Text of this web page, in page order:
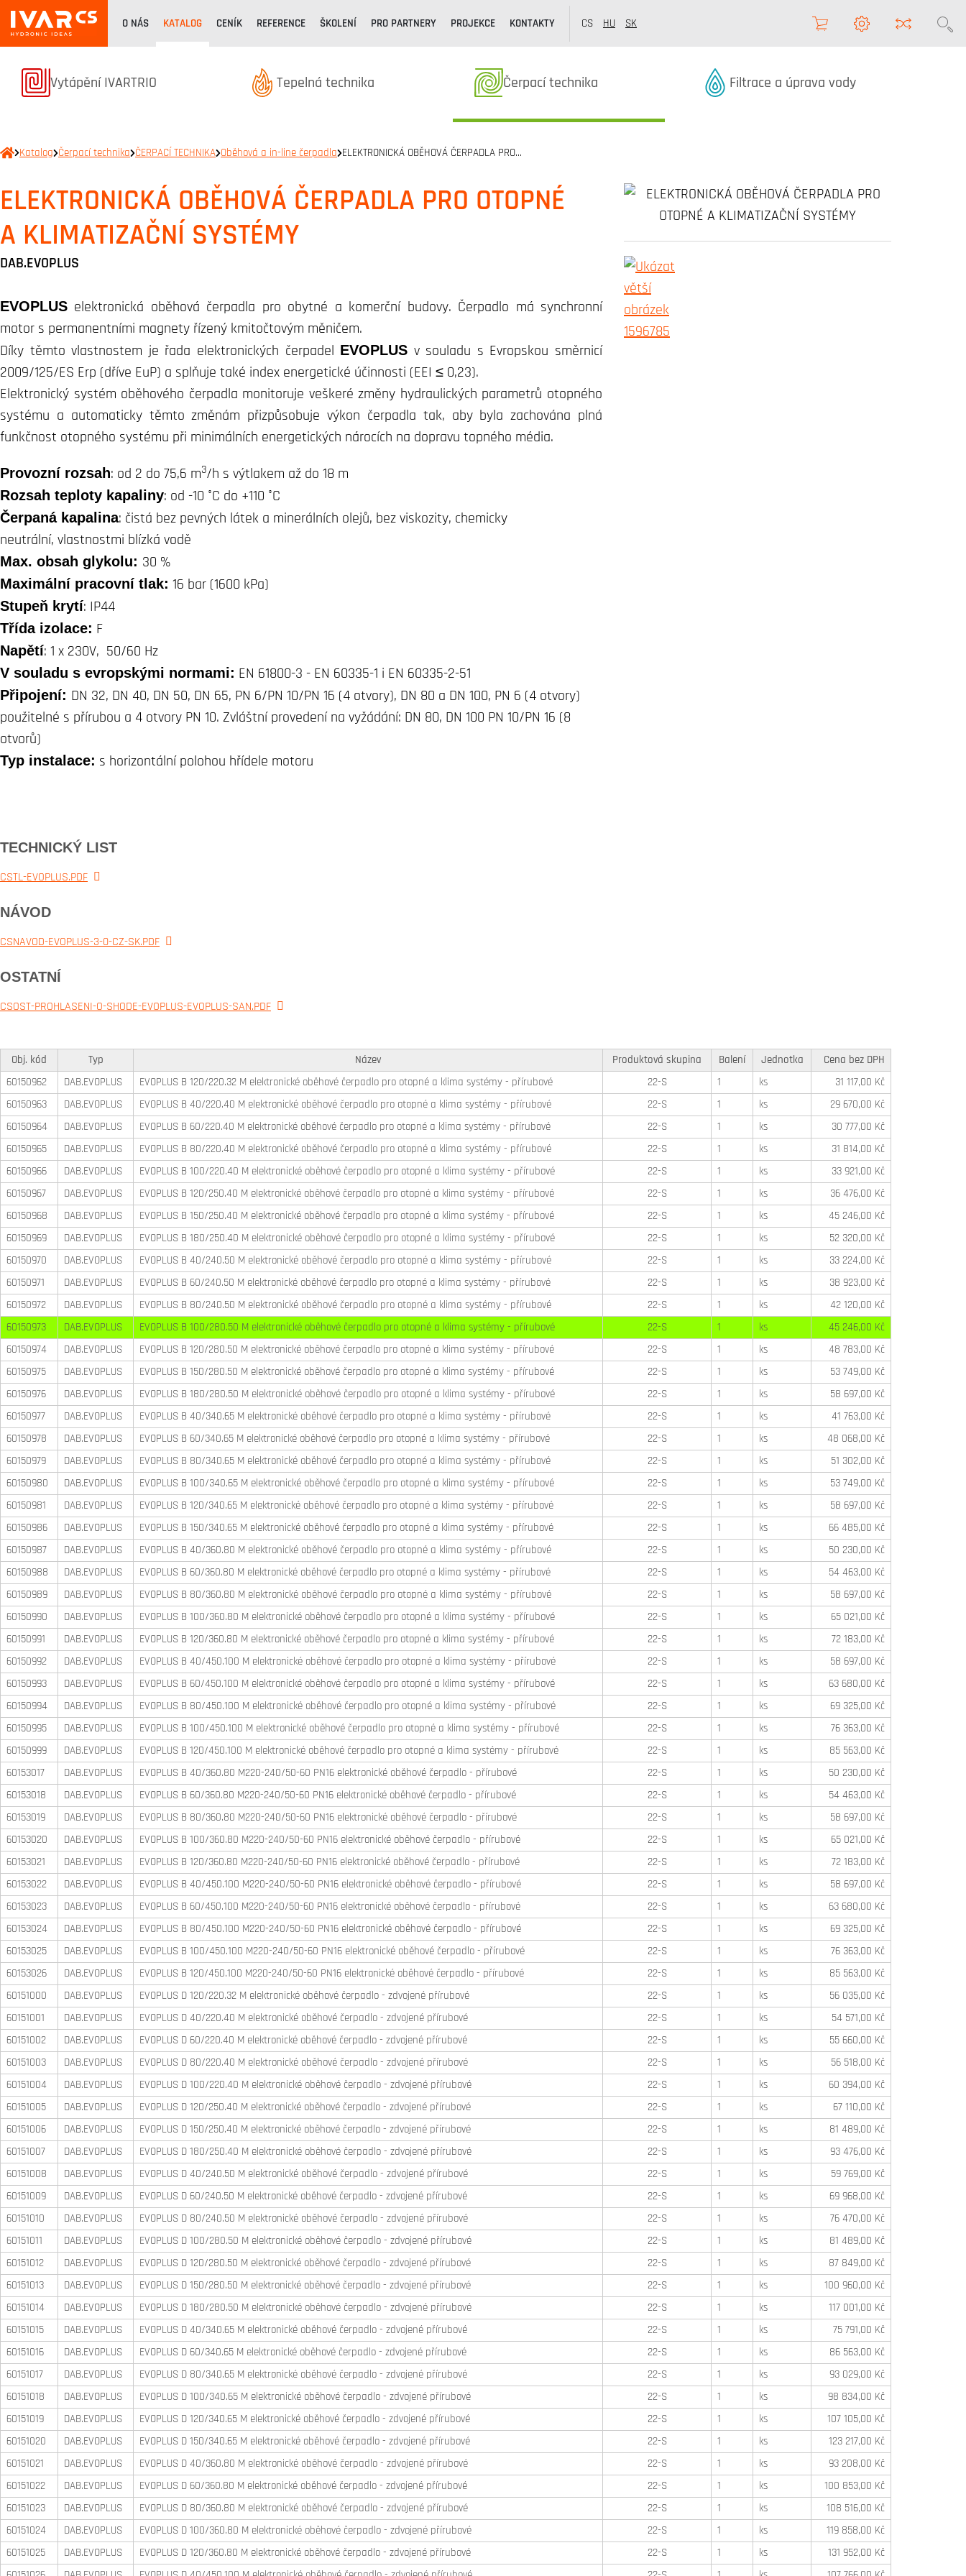
O NÁS KATALOG CENÍK REFERENCE ŠKOLENÍ PRO PARTNERY PROJEKCE KONTAKTY CS HU SK
Produkty z kategorie
Vytápění IVARTRIO Produkty z kategorie
Tepelná technika Produkty z kategorie
Čerpací technika Produkty z kategorie
Filtrace a úprava vody
Katalog Čerpací technika ČERPACÍ TECHNIKA Oběhová a in-line čerpadla ELEKTRONICKÁ OBĚHOVÁ ČERPADLA PRO…
ELEKTRONICKÁ OBĚHOVÁ ČERPADLA PRO OTOPNÉ
A KLIMATIZAČNÍ SYSTÉMY
DAB.EVOPLUS
EVOPLUS elektronická oběhová čerpadla pro obytné a komerční budovy. Čerpadlo má synchronní
motor s permanentními magnety řízený kmitočtovým měničem.
Díky těmto vlastnostem je řada elektronických čerpadel EVOPLUS v souladu s Evropskou směrnicí
2009/125/ES Erp (dříve EuP) a splňuje také index energetické účinnosti (EEI ≤ 0,23).
Elektronický systém oběhového čerpadla monitoruje veškeré změny hydraulických parametrů otopného
systému a automaticky těmto změnám přizpůsobuje výkon čerpadla tak, aby byla zachována plná
funkčnost otopného systému při minimálních energetických nárocích na dopravu topného média.
Provozní rozsah: od 2 do 75,6 m3/h s výtlakem až do 18 m
Rozsah teploty kapaliny: od -10 °C do +110 °C
Čerpaná kapalina: čistá bez pevných látek a minerálních olejů, bez viskozity, chemicky
neutrální, vlastnostmi blízká vodě
Max. obsah glykolu: 30 %
Maximální pracovní tlak: 16 bar (1600 kPa)
Stupeň krytí: IP44
Třída izolace: F
Napětí: 1 x 230V, 50/60 Hz
V souladu s evropskými normami: EN 61800-3 - EN 60335-1 i EN 60335-2-51
Připojení: DN 32, DN 40, DN 50, DN 65, PN 6/PN 10/PN 16 (4 otvory), DN 80 a DN 100, PN 6 (4 otvory)
použitelné s přírubou a 4 otvory PN 10. Zvláštní provedení na vyžádání: DN 80, DN 100 PN 10/PN 16 (8
otvorů)
Typ instalace: s horizontální polohou hřídele motoru
TECHNICKÝ LIST
CSTL-EVOPLUS.PDF
NÁVOD
CSNAVOD-EVOPLUS-3-0-CZ-SK.PDF
OSTATNÍ
CSOST-PROHLASENI-O-SHODE-EVOPLUS-EVOPLUS-SAN.PDF
Obj. kód Typ Název Produktová skupina Balení Jednotka
Cena bez DPH
60150962
DAB.EVOPLUS EVOPLUS B 120/220.32 M elektronické oběhové čerpadlo pro otopné a klima systémy - přírubové 22-S 1 ks
31 117,00 Kč
60150963
DAB.EVOPLUS EVOPLUS B 40/220.40 M elektronické oběhové čerpadlo pro otopné a klima systémy - přírubové 22-S 1 ks
29 670,00 Kč
60150964
DAB.EVOPLUS EVOPLUS B 60/220.40 M elektronické oběhové čerpadlo pro otopné a klima systémy - přírubové 22-S 1 ks
30 777,00 Kč
60150965
DAB.EVOPLUS EVOPLUS B 80/220.40 M elektronické oběhové čerpadlo pro otopné a klima systémy - přírubové 22-S 1 ks
31 814,00 Kč
60150966
DAB.EVOPLUS EVOPLUS B 100/220.40 M elektronické oběhové čerpadlo pro otopné a klima systémy - přírubové 22-S 1 ks
33 921,00 Kč
60150967
DAB.EVOPLUS EVOPLUS B 120/250.40 M elektronické oběhové čerpadlo pro otopné a klima systémy - přírubové 22-S 1 ks
36 476,00 Kč
60150968
DAB.EVOPLUS EVOPLUS B 150/250.40 M elektronické oběhové čerpadlo pro otopné a klima systémy - přírubové 22-S 1 ks
45 246,00 Kč
60150969
DAB.EVOPLUS EVOPLUS B 180/250.40 M elektronické oběhové čerpadlo pro otopné a klima systémy - přírubové 22-S 1 ks
52 320,00 Kč
60150970
DAB.EVOPLUS EVOPLUS B 40/240.50 M elektronické oběhové čerpadlo pro otopné a klima systémy - přírubové 22-S 1 ks
33 224,00 Kč
60150971
DAB.EVOPLUS EVOPLUS B 60/240.50 M elektronické oběhové čerpadlo pro otopné a klima systémy - přírubové 22-S 1 ks
38 923,00 Kč
60150972
DAB.EVOPLUS EVOPLUS B 80/240.50 M elektronické oběhové čerpadlo pro otopné a klima systémy - přírubové 22-S 1 ks
42 120,00 Kč
60150973
DAB.EVOPLUS EVOPLUS B 100/280.50 M elektronické oběhové čerpadlo pro otopné a klima systémy - přírubové 22-S 1 ks
45 246,00 Kč
60150974
DAB.EVOPLUS EVOPLUS B 120/280.50 M elektronické oběhové čerpadlo pro otopné a klima systémy - přírubové 22-S 1 ks
48 783,00 Kč
60150975
DAB.EVOPLUS EVOPLUS B 150/280.50 M elektronické oběhové čerpadlo pro otopné a klima systémy - přírubové 22-S 1 ks
53 749,00 Kč
60150976
DAB.EVOPLUS EVOPLUS B 180/280.50 M elektronické oběhové čerpadlo pro otopné a klima systémy - přírubové 22-S 1 ks
58 697,00 Kč
60150977
DAB.EVOPLUS EVOPLUS B 40/340.65 M elektronické oběhové čerpadlo pro otopné a klima systémy - přírubové 22-S 1 ks
41 763,00 Kč
60150978
DAB.EVOPLUS EVOPLUS B 60/340.65 M elektronické oběhové čerpadlo pro otopné a klima systémy - přírubové 22-S 1 ks
48 068,00 Kč
60150979
DAB.EVOPLUS EVOPLUS B 80/340.65 M elektronické oběhové čerpadlo pro otopné a klima systémy - přírubové 22-S 1 ks
51 302,00 Kč
60150980
DAB.EVOPLUS EVOPLUS B 100/340.65 M elektronické oběhové čerpadlo pro otopné a klima systémy - přírubové 22-S 1 ks
53 749,00 Kč
60150981
DAB.EVOPLUS EVOPLUS B 120/340.65 M elektronické oběhové čerpadlo pro otopné a klima systémy - přírubové 22-S 1 ks
58 697,00 Kč
60150986
DAB.EVOPLUS EVOPLUS B 150/340.65 M elektronické oběhové čerpadlo pro otopné a klima systémy - přírubové 22-S 1 ks
66 485,00 Kč
60150987
DAB.EVOPLUS EVOPLUS B 40/360.80 M elektronické oběhové čerpadlo pro otopné a klima systémy - přírubové 22-S 1 ks
50 230,00 Kč
60150988
DAB.EVOPLUS EVOPLUS B 60/360.80 M elektronické oběhové čerpadlo pro otopné a klima systémy - přírubové 22-S 1 ks
54 463,00 Kč
60150989
DAB.EVOPLUS EVOPLUS B 80/360.80 M elektronické oběhové čerpadlo pro otopné a klima systémy - přírubové 22-S 1 ks
58 697,00 Kč
60150990
DAB.EVOPLUS EVOPLUS B 100/360.80 M elektronické oběhové čerpadlo pro otopné a klima systémy - přírubové 22-S 1 ks
65 021,00 Kč
60150991
DAB.EVOPLUS EVOPLUS B 120/360.80 M elektronické oběhové čerpadlo pro otopné a klima systémy - přírubové 22-S 1 ks
72 183,00 Kč
60150992
DAB.EVOPLUS EVOPLUS B 40/450.100 M elektronické oběhové čerpadlo pro otopné a klima systémy - přírubové 22-S 1 ks
58 697,00 Kč
60150993
DAB.EVOPLUS EVOPLUS B 60/450.100 M elektronické oběhové čerpadlo pro otopné a klima systémy - přírubové 22-S 1 ks
63 680,00 Kč
60150994
DAB.EVOPLUS EVOPLUS B 80/450.100 M elektronické oběhové čerpadlo pro otopné a klima systémy - přírubové 22-S 1 ks
69 325,00 Kč
60150995
DAB.EVOPLUS EVOPLUS B 100/450.100 M elektronické oběhové čerpadlo pro otopné a klima systémy - přírubové 22-S 1 ks
76 363,00 Kč
60150999
DAB.EVOPLUS EVOPLUS B 120/450.100 M elektronické oběhové čerpadlo pro otopné a klima systémy - přírubové 22-S 1 ks
85 563,00 Kč
60153017
DAB.EVOPLUS EVOPLUS B 40/360.80 M220-240/50-60 PN16 elektronické oběhové čerpadlo - přírubové 22-S 1 ks
50 230,00 Kč
60153018
DAB.EVOPLUS EVOPLUS B 60/360.80 M220-240/50-60 PN16 elektronické oběhové čerpadlo - přírubové 22-S 1 ks
54 463,00 Kč
60153019
DAB.EVOPLUS EVOPLUS B 80/360.80 M220-240/50-60 PN16 elektronické oběhové čerpadlo - přírubové 22-S 1 ks
58 697,00 Kč
60153020
DAB.EVOPLUS EVOPLUS B 100/360.80 M220-240/50-60 PN16 elektronické oběhové čerpadlo - přírubové 22-S 1 ks
65 021,00 Kč
60153021
DAB.EVOPLUS EVOPLUS B 120/360.80 M220-240/50-60 PN16 elektronické oběhové čerpadlo - přírubové 22-S 1 ks
72 183,00 Kč
60153022
DAB.EVOPLUS EVOPLUS B 40/450.100 M220-240/50-60 PN16 elektronické oběhové čerpadlo - přírubové 22-S 1 ks
58 697,00 Kč
60153023
DAB.EVOPLUS EVOPLUS B 60/450.100 M220-240/50-60 PN16 elektronické oběhové čerpadlo - přírubové 22-S 1 ks
63 680,00 Kč
60153024
DAB.EVOPLUS EVOPLUS B 80/450.100 M220-240/50-60 PN16 elektronické oběhové čerpadlo - přírubové 22-S 1 ks
69 325,00 Kč
60153025
DAB.EVOPLUS EVOPLUS B 100/450.100 M220-240/50-60 PN16 elektronické oběhové čerpadlo - přírubové 22-S 1 ks
76 363,00 Kč
60153026
DAB.EVOPLUS EVOPLUS B 120/450.100 M220-240/50-60 PN16 elektronické oběhové čerpadlo - přírubové 22-S 1 ks
85 563,00 Kč
60151000
DAB.EVOPLUS EVOPLUS D 120/220.32 M elektronické oběhové čerpadlo - zdvojené přírubové 22-S 1 ks
56 035,00 Kč
60151001
DAB.EVOPLUS EVOPLUS D 40/220.40 M elektronické oběhové čerpadlo - zdvojené přírubové 22-S 1 ks
54 571,00 Kč
60151002
DAB.EVOPLUS EVOPLUS D 60/220.40 M elektronické oběhové čerpadlo - zdvojené přírubové 22-S 1 ks
55 660,00 Kč
60151003
DAB.EVOPLUS EVOPLUS D 80/220.40 M elektronické oběhové čerpadlo - zdvojené přírubové 22-S 1 ks
56 518,00 Kč
60151004
DAB.EVOPLUS EVOPLUS D 100/220.40 M elektronické oběhové čerpadlo - zdvojené přírubové 22-S 1 ks
60 394,00 Kč
60151005
DAB.EVOPLUS EVOPLUS D 120/250.40 M elektronické oběhové čerpadlo - zdvojené přírubové 22-S 1 ks
67 110,00 Kč
60151006
DAB.EVOPLUS EVOPLUS D 150/250.40 M elektronické oběhové čerpadlo - zdvojené přírubové 22-S 1 ks
81 489,00 Kč
60151007
DAB.EVOPLUS EVOPLUS D 180/250.40 M elektronické oběhové čerpadlo - zdvojené přírubové 22-S 1 ks
93 476,00 Kč
60151008
DAB.EVOPLUS EVOPLUS D 40/240.50 M elektronické oběhové čerpadlo - zdvojené přírubové 22-S 1 ks
59 769,00 Kč
60151009
DAB.EVOPLUS EVOPLUS D 60/240.50 M elektronické oběhové čerpadlo - zdvojené přírubové 22-S 1 ks
69 968,00 Kč
60151010
DAB.EVOPLUS EVOPLUS D 80/240.50 M elektronické oběhové čerpadlo - zdvojené přírubové 22-S 1 ks
76 470,00 Kč
60151011
DAB.EVOPLUS EVOPLUS D 100/280.50 M elektronické oběhové čerpadlo - zdvojené přírubové 22-S 1 ks
81 489,00 Kč
60151012
DAB.EVOPLUS EVOPLUS D 120/280.50 M elektronické oběhové čerpadlo - zdvojené přírubové 22-S 1 ks
87 849,00 Kč
60151013
DAB.EVOPLUS EVOPLUS D 150/280.50 M elektronické oběhové čerpadlo - zdvojené přírubové 22-S 1 ks
100 960,00 Kč
60151014
DAB.EVOPLUS EVOPLUS D 180/280.50 M elektronické oběhové čerpadlo - zdvojené přírubové 22-S 1 ks
117 001,00 Kč
60151015
DAB.EVOPLUS EVOPLUS D 40/340.65 M elektronické oběhové čerpadlo - zdvojené přírubové 22-S 1 ks
75 791,00 Kč
60151016
DAB.EVOPLUS EVOPLUS D 60/340.65 M elektronické oběhové čerpadlo - zdvojené přírubové 22-S 1 ks
86 563,00 Kč
60151017
DAB.EVOPLUS EVOPLUS D 80/340.65 M elektronické oběhové čerpadlo - zdvojené přírubové 22-S 1 ks
93 029,00 Kč
60151018
DAB.EVOPLUS EVOPLUS D 100/340.65 M elektronické oběhové čerpadlo - zdvojené přírubové 22-S 1 ks
98 834,00 Kč
60151019
DAB.EVOPLUS EVOPLUS D 120/340.65 M elektronické oběhové čerpadlo - zdvojené přírubové 22-S 1 ks
107 105,00 Kč
60151020
DAB.EVOPLUS EVOPLUS D 150/340.65 M elektronické oběhové čerpadlo - zdvojené přírubové 22-S 1 ks
123 217,00 Kč
60151021
DAB.EVOPLUS EVOPLUS D 40/360.80 M elektronické oběhové čerpadlo - zdvojené přírubové 22-S 1 ks
93 208,00 Kč
60151022
DAB.EVOPLUS EVOPLUS D 60/360.80 M elektronické oběhové čerpadlo - zdvojené přírubové 22-S 1 ks
100 853,00 Kč
60151023
DAB.EVOPLUS EVOPLUS D 80/360.80 M elektronické oběhové čerpadlo - zdvojené přírubové 22-S 1 ks
108 516,00 Kč
60151024
DAB.EVOPLUS EVOPLUS D 100/360.80 M elektronické oběhové čerpadlo - zdvojené přírubové 22-S 1 ks
119 858,00 Kč
60151025
DAB.EVOPLUS EVOPLUS D 120/360.80 M elektronické oběhové čerpadlo - zdvojené přírubové 22-S 1 ks
131 952,00 Kč